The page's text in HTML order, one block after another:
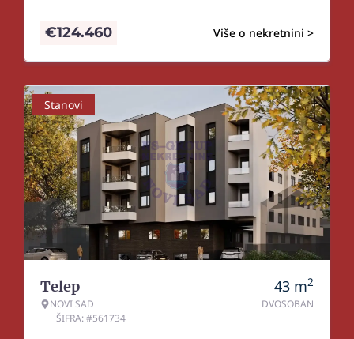
Više o nekretnini >
€124.460
Stanovi
Telep
NOVI SAD
ŠIFRA: #561734
43 m2
DVOSOBAN